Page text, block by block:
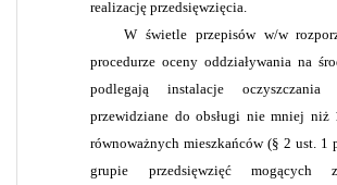
realizację przedsięwzięcia.
W świetle przepisów w/w
procedurze oceny oddziaływania na
podlegają instalacje oczyszczania
przewidziane do obsługi nie mniej niż
równoważnych mieszkańców (§ 2 ust. 1
grupie przedsięwzięć mogących